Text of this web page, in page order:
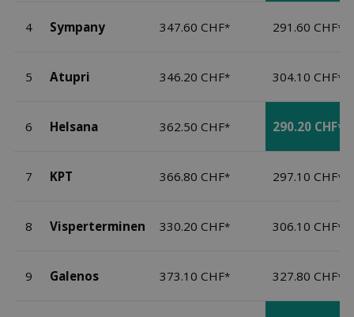
4 Sympany 347.60 CHF* 291.60 CHF*
5 Atupri 346.20 CHF* 304.10 CHF*
6 Helsana 362.50 CHF* 290.20 CHF*
7 KPT 366.80 CHF* 297.10 CHF*
8 Visperterminen 330.20 CHF* 306.10 CHF*
9 Galenos 373.10 CHF* 327.80 CHF*